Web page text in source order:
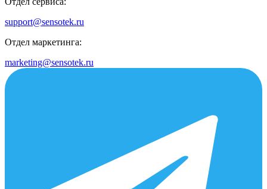
support@sensotek.ru
Отдел маркетинга:
marketing@sensotek.ru